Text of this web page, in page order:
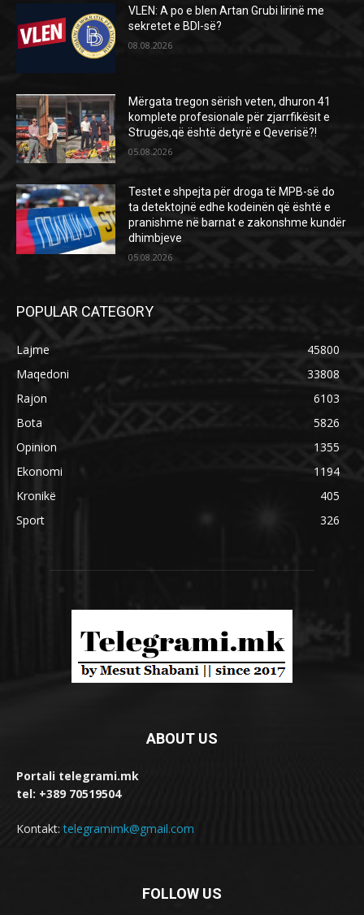
VLEN: A po e blen Artan Grubi lirinë me
sekretet e BDI-së?
08.08.2026
Mërgata tregon sërish veten, dhuron 41
komplete profesionale për zjarrfikësit e
Strugës,që është detyrë e Qeverisë?!
05.08.2026
Testet e shpejta për droga të MPB-së do
ta detektojnë edhe kodeinën që është e
pranishme në barnat e zakonshme kundër
dhimbjeve
05.08.2026
POPULAR CATEGORY
Lajme
45800
Maqedoni
33808
Rajon
6103
Bota
5826
Opinion
1355
Ekonomi
1194
Kronikë
405
Sport
326
ABOUT US
Portali telegrami.mk
tel: +389 70519504
Kontakt:telegramimk@gmail.com
FOLLOW US